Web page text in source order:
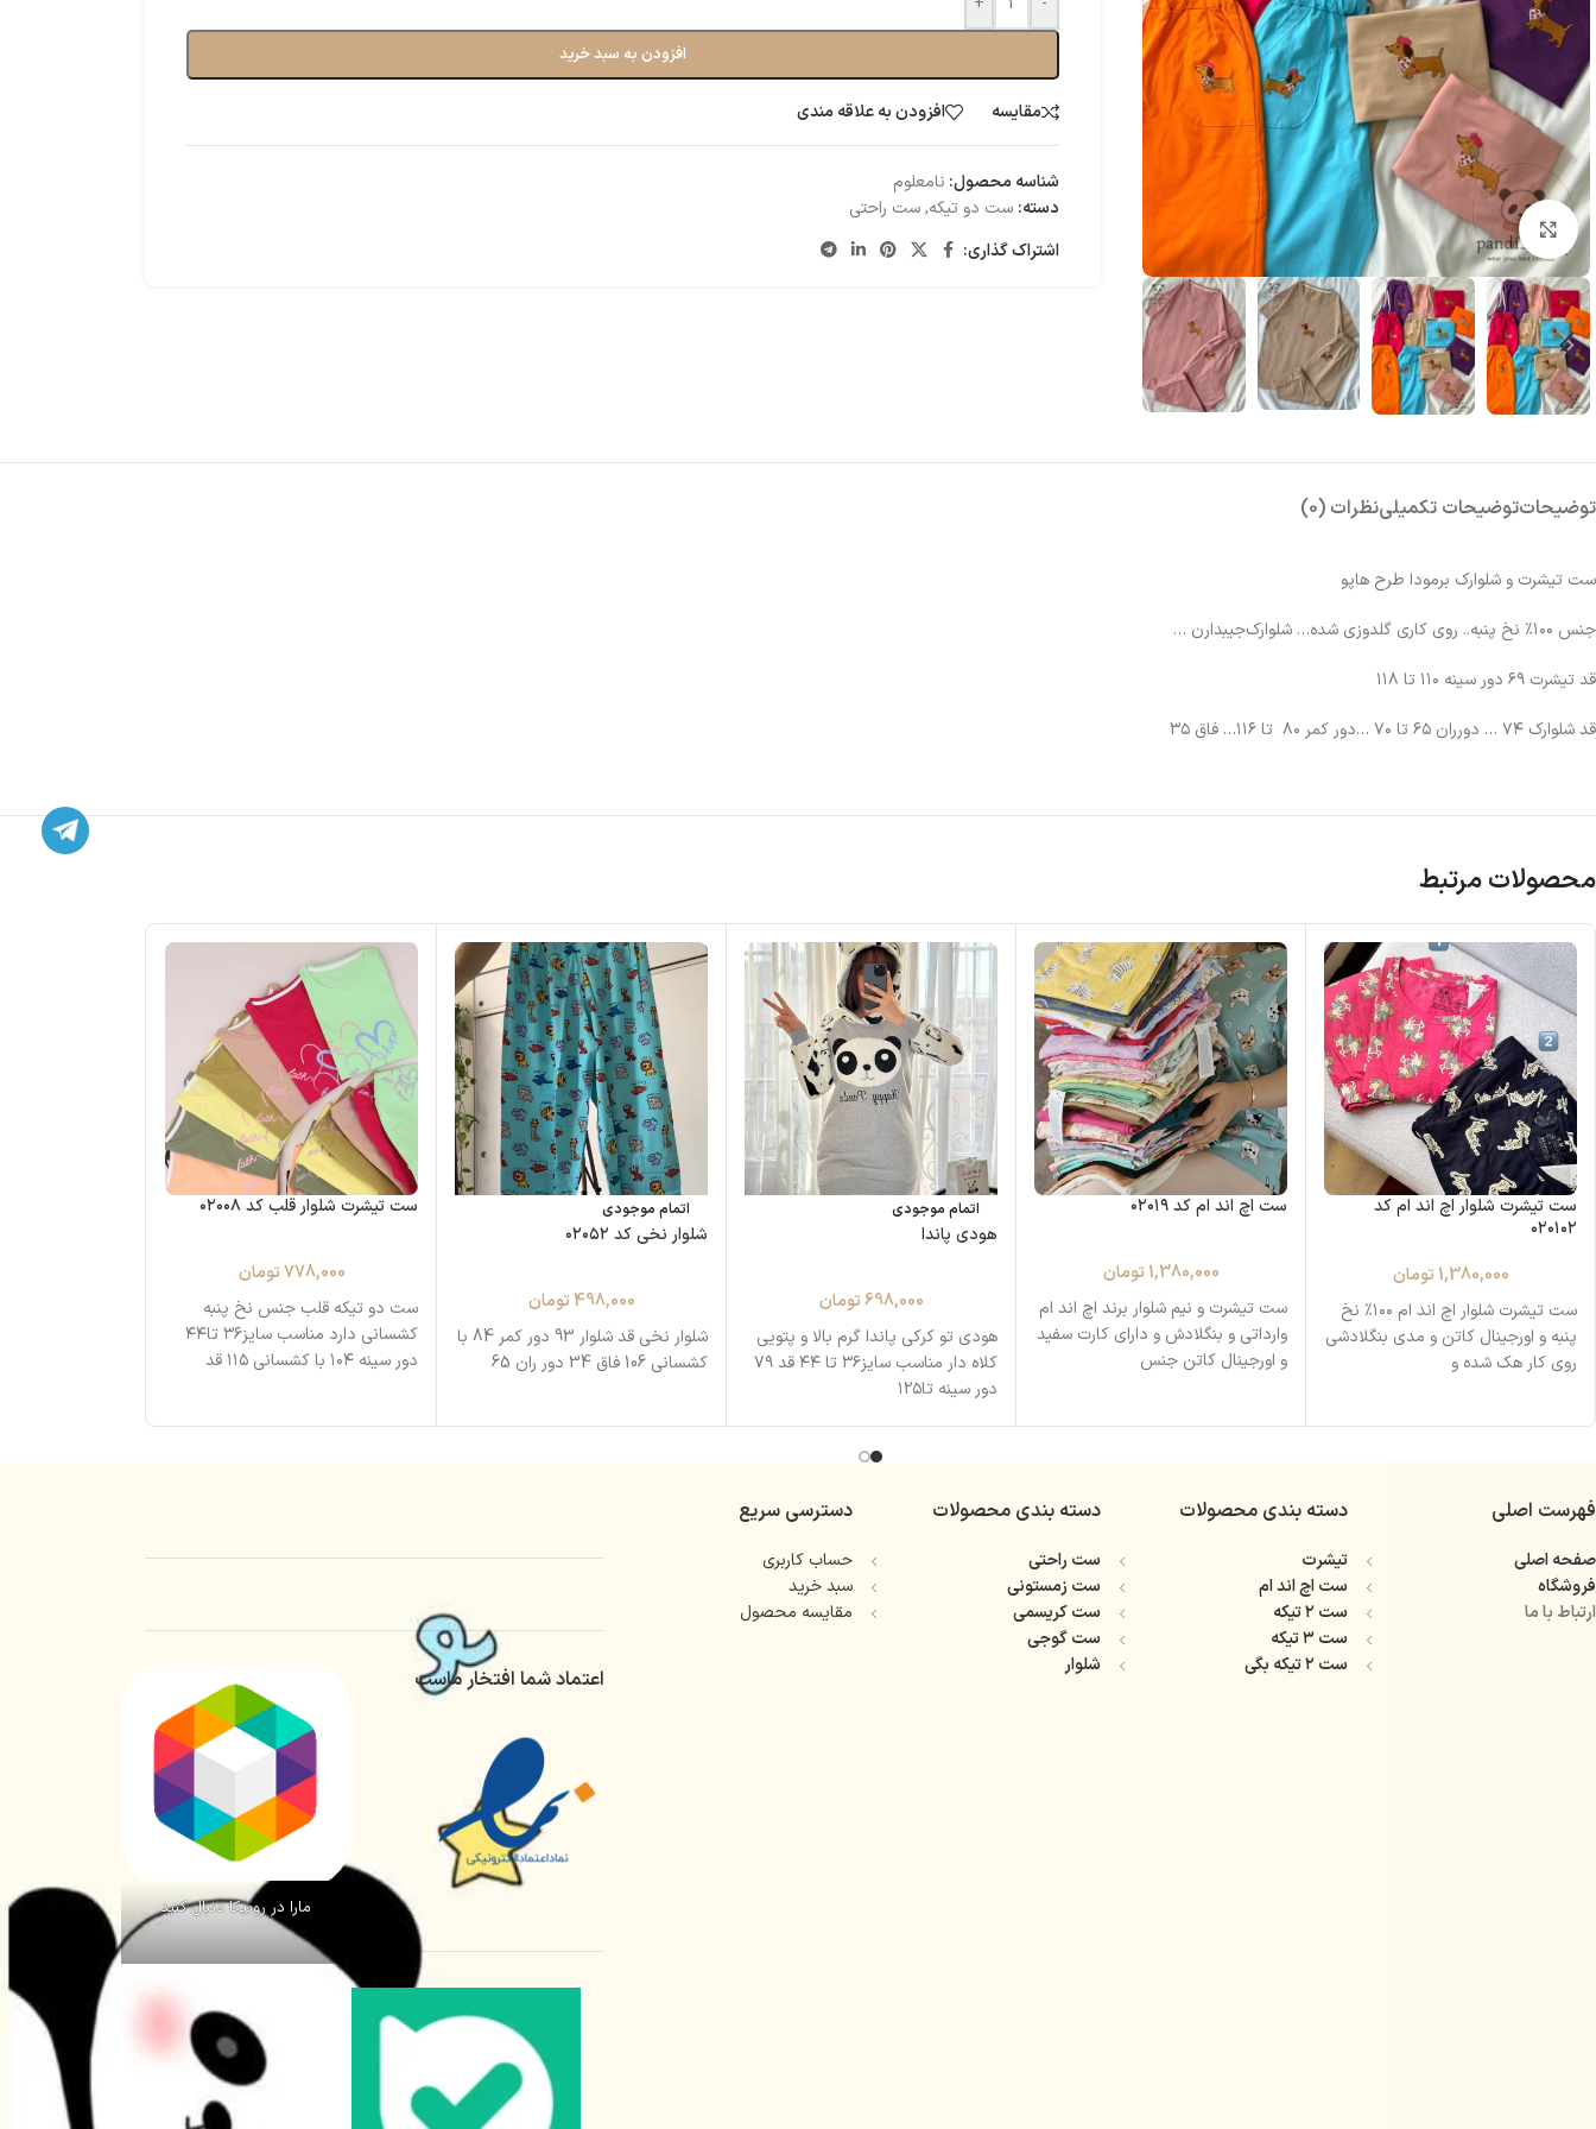
بزرگنمایی تصویر
افزودن به سبد خرید
مقایسه افزودن به علاقه مندی
شناسه محصول: نامعلوم
دسته: ست دو تیکه, ست راحتی
اشتراک گذاری:
توضیحاتتوضیحات تکمیلینظرات (0)
ست تیشرت و شلوارک برمودا طرح هاپو
جنس ۱۰۰٪ نخ پنبه.. روی کاری گلدوزی شده… شلوارک‌جیبدارن …
قد تیشرت ۶۹ دور سینه ۱۱۰ تا ۱۱۸
قد شلوارک ۷۴ … دور‌ران ۶۵ تا ۷۰ …دور کمر ۸۰ تا ۱۱۶… فاق ۳۵
محصولات مرتبط
ست تیشرت شلوار اچ اند ام کد
۰۲۰۱۰۲
1,380,000 تومان
ست تیشرت شلوار اچ اند ام ۱۰۰٪ نخ
پنبه و اورجینال کاتن و مدی بنگلادشی
روی کار هک‌ شده و
ست اچ اند ام کد ۰۲۰۱۹
1,380,000 تومان
ست تیشرت و نیم شلوار برند اچ اند ام
وارداتی و بنگلادش و دارای کارت سفید
و اورجینال کاتن جنس
اتمام موجودی
هودی پاندا
698,000تومان
هودی تو کرکی پاندا گرم بالا و پتویی
کلاه دار مناسب سایز۳۶ تا ۴۴ قد ۷۹
دور سینه تا۱۲۵
اتمام موجودی
شلوار نخی کد ۰۲۰۵۲
498,000 تومان
شلوار نخی قد شلوار 93 دور کمر 84 با
کشسانی 106 فاق 34 دور ران 65
ست تیشرت شلوار قلب کد ۰۲۰۰۸
778,000تومان
ست دو تیکه قلب جنس نخ پنبه
کشسانی دارد مناسب سایز۳۶ تا۴۴
دور سینه ۱۰۴ با کشسانی ۱۱۵ قد
فهرست اصلی
صفحه اصلی
فروشگاه
ارتباط با ما
دسته بندی محصولات
تیشرت
ست اچ اند ام
ست ۲ تیکه
ست ۳ تیکه
ست ۲ تیکه بگی
دسته بندی محصولات
ست راحتی
ست زمستونی
ست کریسمی
ست گوجی
شلوار
دسترسی سریع
حساب کاربری
سبد خرید
مقایسه محصول
اعتماد شما افتخار ماست
مارا در روبیکا دنبال کنید